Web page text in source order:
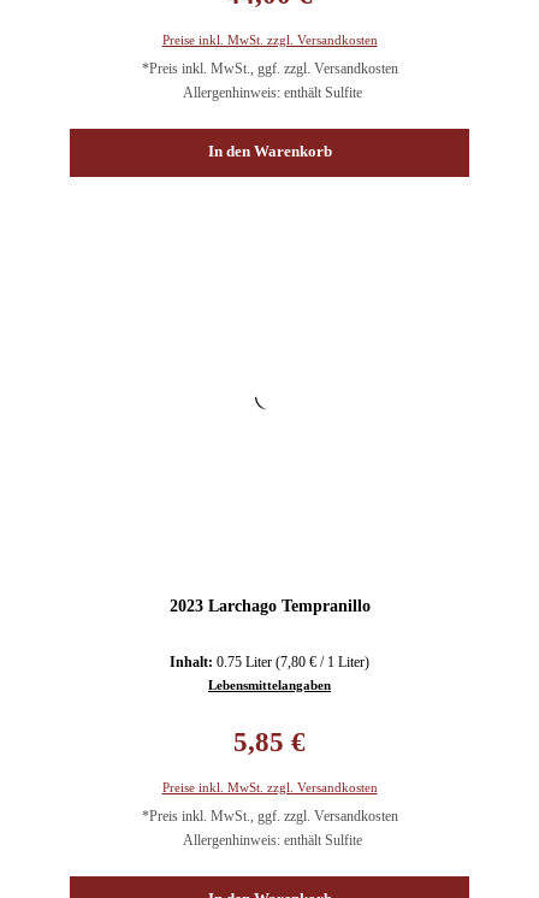
Preise inkl. MwSt. zzgl. Versandkosten
*Preis inkl. MwSt., ggf. zzgl. Versandkosten
Allergenhinweis: enthält Sulfite
In den Warenkorb
2023 Larchago Tempranillo
Inhalt: 0.75 Liter (7,80 € / 1 Liter)
Lebensmittelangaben
5,85 €
Preise inkl. MwSt. zzgl. Versandkosten
*Preis inkl. MwSt., ggf. zzgl. Versandkosten
Allergenhinweis: enthält Sulfite